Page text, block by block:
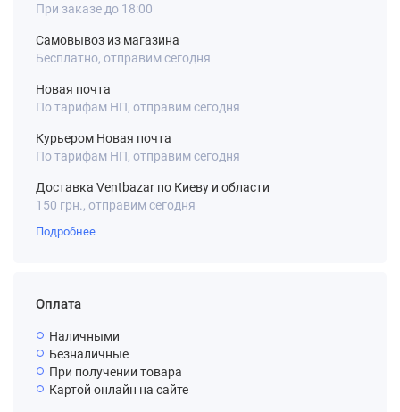
При заказе до 18:00
Самовывоз из магазина
Бесплатно, отправим сегодня
Новая почта
По тарифам НП, отправим сегодня
Курьером Новая почта
По тарифам НП, отправим сегодня
Доставка Ventbazar по Киеву и области
150 грн., отправим сегодня
Подробнее
Оплата
Наличными
Безналичные
При получении товара
Картой онлайн на сайте